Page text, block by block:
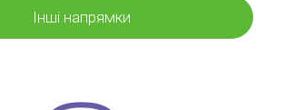
Інші напрямки